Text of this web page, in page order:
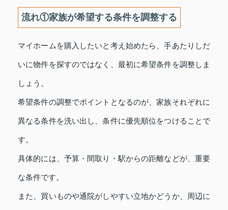
流れ①家族が希望する条件を調整する
マイホームを購入したいと考え始めたら、手あたりしだ
いに物件を探すのではなく、最初に希望条件を調整しま
しょう。
希望条件の調整でポイントとなるのが、家族それぞれに
異なる条件を洗い出し、条件に優先順位をつけることで
す。
具体的には、予算・間取り・駅からの距離などが、重要
な条件です。
また、買いものや通院がしやすい立地かどうか、周辺に